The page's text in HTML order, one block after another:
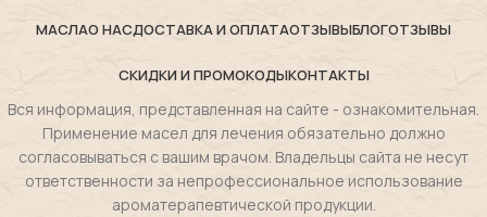
МАСЛАО НАСДОСТАВКА И ОПЛАТАОТЗЫВЫБЛОГОТЗЫВЫ
СКИДКИ И ПРОМОКОДЫКОНТАКТЫ
Вся информация, представленная на сайте - ознакомительная.
Применение масел для лечения обязательно должно
согласовываться с вашим врачом. Владельцы сайта не несут
ответственности за непрофессиональное использование
ароматерапевтической продукции.